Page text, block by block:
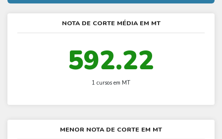
Prouni – Simulador
Fies e Prouni – Diferença
Fies - Simulador
NOTA DE CORTE MÉDIA EM MT
592.22
1 cursos em MT
MENOR NOTA DE CORTE EM MT